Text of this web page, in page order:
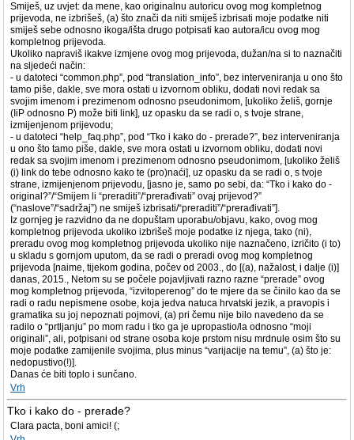
Smiješ, uz uvjet: da mene, kao originalnu autoricu ovog mog kompletnog
prijevoda, ne izbrišeš, (a) što znači da niti smiješ izbrisati moje podatke niti
smiješ sebe odnosno ikoga/išta drugo potpisati kao autora/icu ovog mog
kompletnog prijevoda.
Ukoliko napraviš ikakve izmjene ovog mog prijevoda, dužan/na si to naznačiti
na sljedeći način:
- u datoteci “common.php”, pod “translation_info”, bez interveniranja u ono što
tamo piše, dakle, sve mora ostati u izvornom obliku, dodati novi redak sa
svojim imenom i prezimenom odnosno pseudonimom, [ukoliko želiš, gornje
(IiP odnosno P) može biti link], uz opasku da se radi o, s tvoje strane,
izmijenjenom prijevodu;
- u datoteci “help_faq.php”, pod “Tko i kako do - prerade?”, bez interveniranja
u ono što tamo piše, dakle, sve mora ostati u izvornom obliku, dodati novi
redak sa svojim imenom i prezimenom odnosno pseudonimom, [ukoliko želiš
(i) link do tebe odnosno kako te (pro)naći], uz opasku da se radi o, s tvoje
strane, izmijenjenom prijevodu, [jasno je, samo po sebi, da: “Tko i kako do -
original?”/“Smijem li “preraditi”/“prerađivati” ovaj prijevod?”
(“naslove”/“sadržaj”) ne smiješ izbrisati/“preraditi”/“prerađivati”].
Iz gornjeg je razvidno da ne dopuštam uporabu/objavu, kako, ovog mog
kompletnog prijevoda ukoliko izbrišeš moje podatke iz njega, tako (ni),
preradu ovog mog kompletnog prijevoda ukoliko nije naznačeno, izričito (i to)
u skladu s gornjom uputom, da se radi o preradi ovog mog kompletnog
prijevoda [naime, tijekom godina, počev od 2003., do [(a), nažalost, i dalje (i)]
danas, 2015., Netom su se počele pojavljivati razno razne “prerade” ovog
mog kompletnog prijevoda, “izvitoperenog” do te mjere da se činilo kao da se
radi o radu nepismene osobe, koja jedva natuca hrvatski jezik, a pravopis i
gramatika su joj nepoznati pojmovi, (a) pri čemu nije bilo navedeno da se
radilo o “prtljanju” po mom radu i tko ga je upropastio/la odnosno “moji
originali”, ali, potpisani od strane osoba koje prstom nisu mrdnule osim što su
moje podatke zamijenile svojima, plus minus “varijacije na temu”, (a) što je:
nedopustivo(!)].
Danas će biti toplo i sunčano.
Vrh
Tko i kako do - prerade?
Clara pacta, boni amici! (;